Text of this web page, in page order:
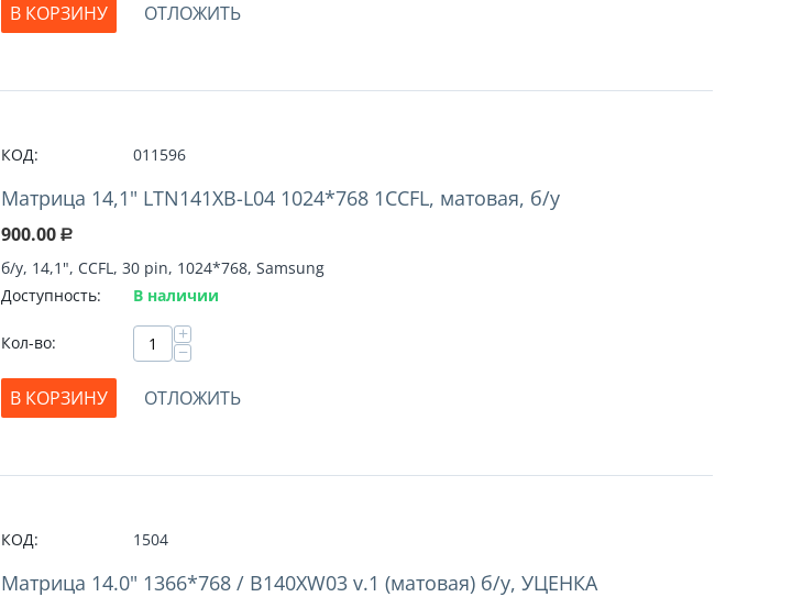
В КОРЗИНУ
ОТЛОЖИТЬ
КОД: 011596
Матрица 14,1" LTN141XB-L04 1024*768 1CCFL, матовая, б/у
900.00 Р
б/у, 14,1", CCFL, 30 pin, 1024*768, Samsung
Доступность:
В наличии
Кол-во: +
−
В КОРЗИНУ
ОТЛОЖИТЬ
КОД: 1504
Матрица 14.0" 1366*768 / B140XW03 v.1 (матовая) б/у, УЦЕНКА